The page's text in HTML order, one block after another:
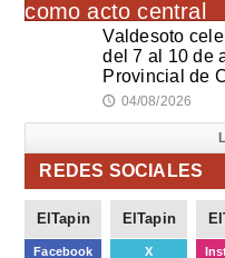
Valdesoto
del 7 al 10 de
Provincial de
🕔 04/08/2026
REDES SOCIALES
ElTapin
Facebook
ElTapin
X